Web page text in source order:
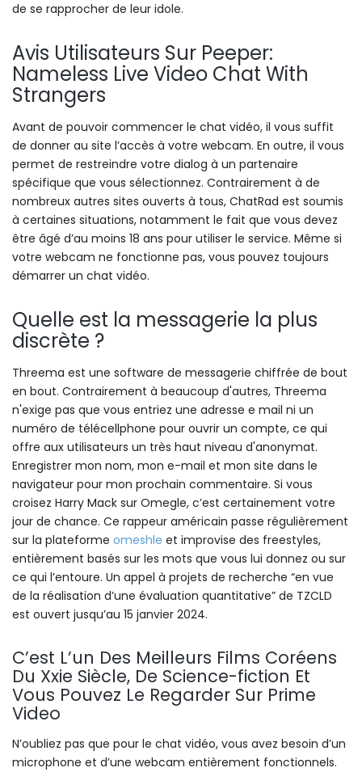
de se rapprocher de leur idole.
Avis Utilisateurs Sur Peeper:
Nameless Live Video Chat With
Strangers
Avant de pouvoir commencer le chat vidéo, il vous suffit
de donner au site l’accès à votre webcam. En outre, il vous
permet de restreindre votre dialog à un partenaire
spécifique que vous sélectionnez. Contrairement à de
nombreux autres sites ouverts à tous, ChatRad est soumis
à certaines situations, notamment le fait que vous devez
être âgé d’au moins 18 ans pour utiliser le service. Même si
votre webcam ne fonctionne pas, vous pouvez toujours
démarrer un chat vidéo.
Quelle est la messagerie la plus
discrète ?
Threema est une software de messagerie chiffrée de bout
en bout. Contrairement à beaucoup d'autres, Threema
n'exige pas que vous entriez une adresse e mail ni un
numéro de télécellphone pour ouvrir un compte, ce qui
offre aux utilisateurs un très haut niveau d'anonymat.
Enregistrer mon nom, mon e-mail et mon site dans le
navigateur pour mon prochain commentaire. Si vous
croisez Harry Mack sur Omegle, c’est certainement votre
jour de chance. Ce rappeur américain passe régulièrement
sur la plateforme omeshle et improvise des freestyles,
entièrement basés sur les mots que vous lui donnez ou sur
ce qui l’entoure. Un appel à projets de recherche “en vue
de la réalisation d’une évaluation quantitative” de TZCLD
est ouvert jusqu’au 15 janvier 2024.
C’est L’un Des Meilleurs Films Coréens
Du Xxie Siècle, De Science-fiction Et
Vous Pouvez Le Regarder Sur Prime
Video
N’oubliez pas que pour le chat vidéo, vous avez besoin d’un
microphone et d’une webcam entièrement fonctionnels.